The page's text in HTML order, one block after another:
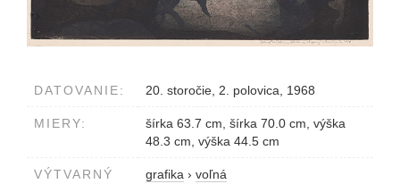
DATOVANIE: 20. storočie, 2. polovica, 1968
MIERY:
šírka 63.7 cm, šírka 70.0 cm, výška
48.3 cm, výška 44.5 cm
VÝTVARNÝ
grafika › voľná